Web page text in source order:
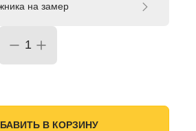
на замер